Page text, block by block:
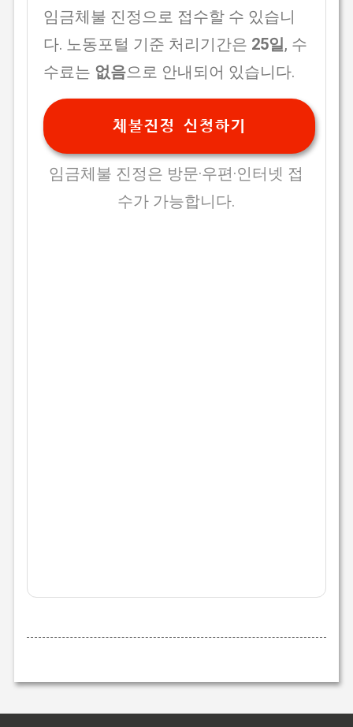
임금체불 진정으로 접수할 수 있습니
다. 노동포털 기준 처리기간은 25일, 수
수료는 없음으로 안내되어 있습니다.
체불진정 신청하기
임금체불 진정은 방문·우편·인터넷 접
수가 가능합니다.